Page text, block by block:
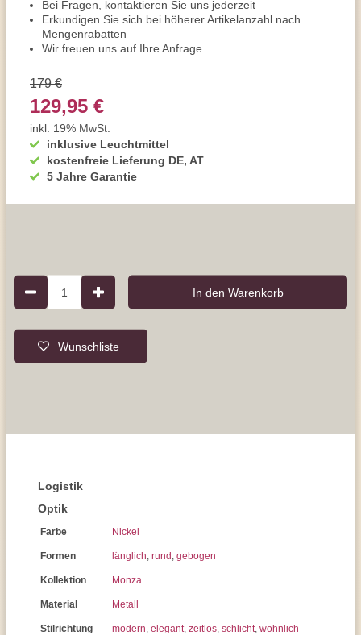
Bei Fragen, kontaktieren Sie uns jederzeit
Erkundigen Sie sich bei höherer Artikelanzahl nach
Mengenrabatten
Wir freuen uns auf Ihre Anfrage
inklusive Leuchtmittel
kostenfreie Lieferung DE, AT
5 Jahre Garantie
179 €
129,95 €
inkl. 19% MwSt.
1 In den Warenkorb
Wunschliste
Logistik
Optik
Farbe Nickel
Formen länglich, rund , gebogen
Kollektion Monza
Material Metall
Stilrichtung modern, elegant, zeitlos, schlicht, wohnlich